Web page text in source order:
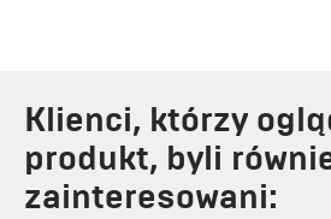
Klienci, którzy
produkt, byli
zainteresowani: